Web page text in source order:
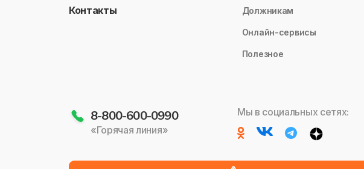
Контакты
Должникам
Онлайн-сервисы
Полезное
8-800-600-0990
«Горячая линия»
Мы в социальных сетях: